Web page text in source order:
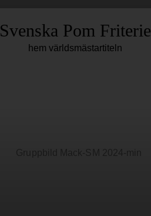
Svenska Pom Friterie
hem världsmästartiteln